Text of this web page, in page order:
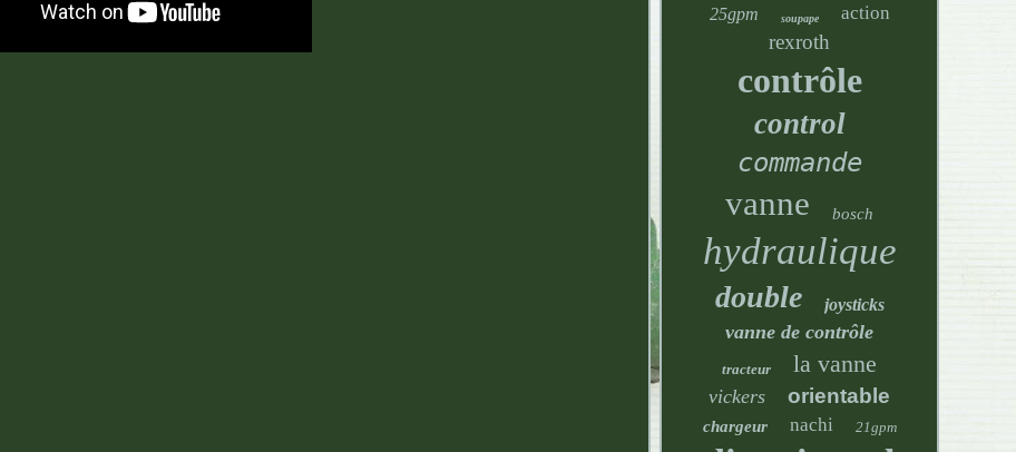
25gpm soupape action
rexroth
contrôle
control
commande
vanne bosch
hydraulique
double joysticks
vanne de contrôle
tracteur la vanne
vickers orientable
chargeur nachi 21gpm